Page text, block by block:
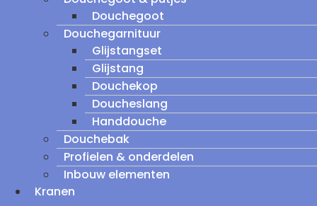
Douchegoot
Douchegarnituur
Glijstangset
Glijstang
Douchekop
Doucheslang
Handdouche
Douchebak
Profielen & onderdelen
Inbouw elementen
Kranen